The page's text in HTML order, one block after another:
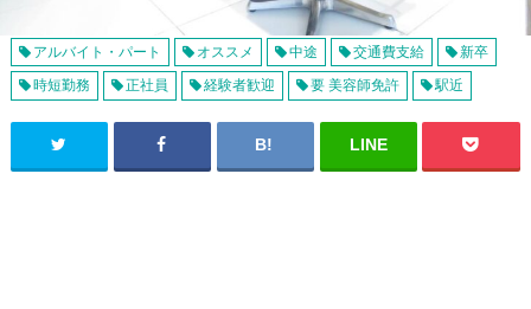
アルバイト・パート オススメ 中途 交通費支給 新卒
時短勤務 正社員 経験者歓迎 要 美容師免許 駅近